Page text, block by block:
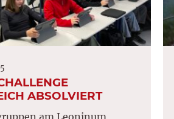
ABSOLVIERT
am Leoninum